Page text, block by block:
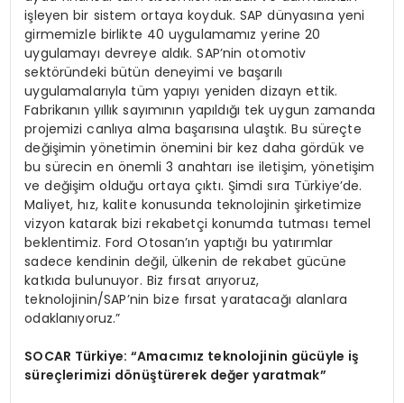
işleyen bir sistem ortaya koyduk. SAP dünyasına yeni
girmemizle birlikte 40 uygulamamız yerine 20
uygulamayı devreye aldık. SAP’nin otomotiv
sektöründeki bütün deneyimi ve başarılı
uygulamalarıyla tüm yapıyı yeniden dizayn ettik.
Fabrikanın yıllık sayımının yapıldığı tek uygun zamanda
projemizi canlıya alma başarısına ulaştık. Bu süreçte
değişimin yönetimin önemini bir kez daha gördük ve
bu sürecin en önemli 3 anahtarı ise iletişim, yönetişim
ve değişim olduğu ortaya çıktı. Şimdi sıra Türkiye’de.
Maliyet, hız, kalite konusunda teknolojinin şirketimize
vizyon katarak bizi rekabetçi konumda tutması temel
beklentimiz. Ford Otosan’ın yaptığı bu yatırımlar
sadece kendinin değil, ülkenin de rekabet gücüne
katkıda bulunuyor. Biz fırsat arıyoruz,
teknolojinin/SAP’nin bize fırsat yaratacağı alanlara
odaklanıyoruz.”
SOCAR Türkiye: “Amacımız teknolojinin gücüyle iş
süreçlerimizi dönüştürerek değer yaratmak”